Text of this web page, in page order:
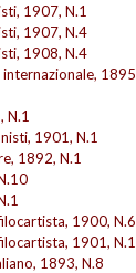
1907, N.1
1907, N.4
1908, N.4
N.1
1901, N.1
1892, N.1
1900, N.6
1901,
1893, N.8